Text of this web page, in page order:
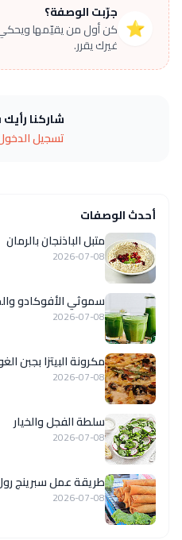
⭐
جرّبت الوصفة؟
كن أول من يقيّمها ويحكي
غيرك يقرر.
شاركنا
تسجيل
أحدث الوصفات
متبل الباذنجان بالرمان
2026-07-08
سموثي الأفوكادو
2026-07-08
مكرونة البيتزا بجبن
2026-07-08
سلطة الفجل والخيار
2026-07-08
طريقة عمل سبرينج
2026-07-08